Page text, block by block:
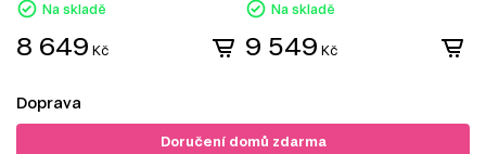
Na skladě
8 649 Kč
Na skladě
9 549 Kč
Doprava
Doručení domů zdarma